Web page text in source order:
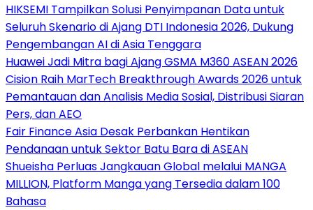
HIKSEMI Tampilkan Solusi Penyimpanan Data untuk
Seluruh Skenario di Ajang DTI Indonesia 2026, Dukung
Pengembangan AI di Asia Tenggara
Huawei Jadi Mitra bagi Ajang GSMA M360 ASEAN 2026
Cision Raih MarTech Breakthrough Awards 2026 untuk
Pemantauan dan Analisis Media Sosial, Distribusi Siaran
Pers, dan AEO
Fair Finance Asia Desak Perbankan Hentikan
Pendanaan untuk Sektor Batu Bara di ASEAN
Shueisha Perluas Jangkauan Global melalui MANGA
MILLION, Platform Manga yang Tersedia dalam 100
Bahasa